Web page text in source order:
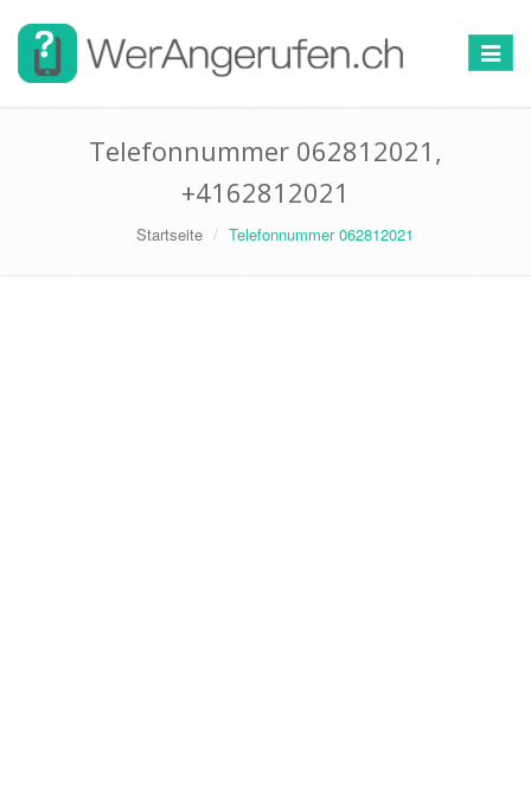
Toggle
Telefonnummer 062812021,
+4162812021
Startseite Telefonnummer 062812021